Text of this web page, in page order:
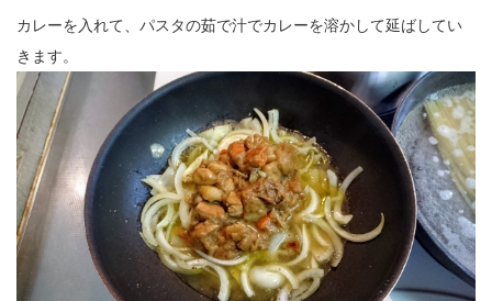
カレーを入れて、パスタの茹で汁でカレーを溶かして延ばしてい
きます。